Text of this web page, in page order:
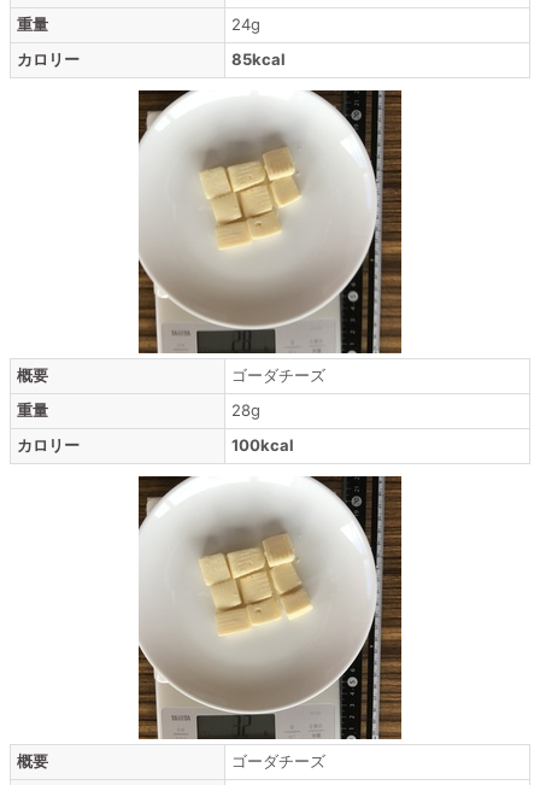
重量
24g
カロリー
85kcal
概要
ゴーダチーズ
重量
28g
カロリー
100kcal
概要
ゴーダチーズ